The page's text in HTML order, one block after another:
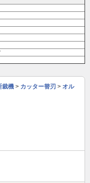
裁機 > カッター替刃 > オル